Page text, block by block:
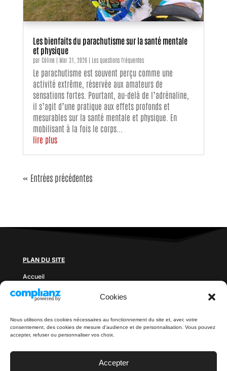
Cookies
Nous utilisons des cookies nécessaires au fonctionnement du site et, avec votre
consentement, des cookies de mesure d'audience et de personnalisation. Vous pouvez
accepter, refuser ou personnaliser vos choix.
Accepter
Les bienfaits du parachutisme sur la santé mentale
et physique
parCéline | Mar 31, 2026| Les questions fréquentes
Le parachutisme est souvent perçu comme une
activité extrême, réservée aux amateurs de
sensations fortes. Pourtant, au-delà de l’adrénaline,
il s’agit d’une pratique aux effets profonds et
mesurables sur la santé mentale et physique. En
mobilisant à la fois le corps...
lire plus
« Entrées précédentes
PLAN DU SITE
Accueil
Prix des sauts
Blog
Contact
LÉGAL
Politique de confidentialité